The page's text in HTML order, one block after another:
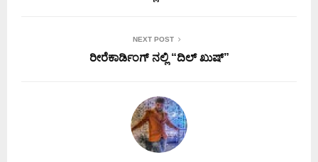
NEXT POST
ರೀರೆಕಾರ್ಡಿಂಗ್ ನಲ್ಲಿ “ದಿಲ್ ಖುಷ್”